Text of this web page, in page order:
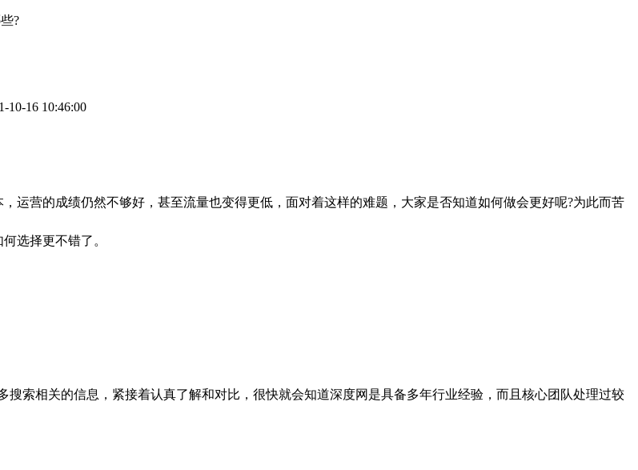
?
10-16 10:46:00
营的成绩仍然不够好，甚至流量也变得更低，面对着这样的难题，大家是否知道如何做会更好呢?为此而苦
选择更不错了。
相关的信息，紧接着认真了解和对比，很快就会知道深度网是具备多年行业经验，而且核心团队处理过较